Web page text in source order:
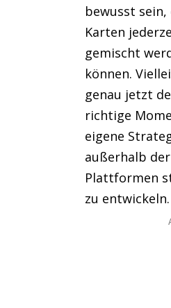
bewusst sein,
Karten
gemischt
können.
genau jetzt
richtige
eigene
außerhalb
Plattformen
zu entwickeln.